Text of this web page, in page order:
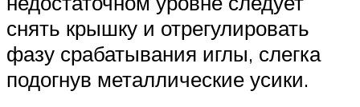
снять крышку и отрегулировать
фазу срабатывания иглы, слегка
подогнув металлические усики.